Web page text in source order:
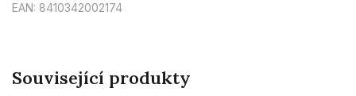
EAN: 8410342002174
Související produkty